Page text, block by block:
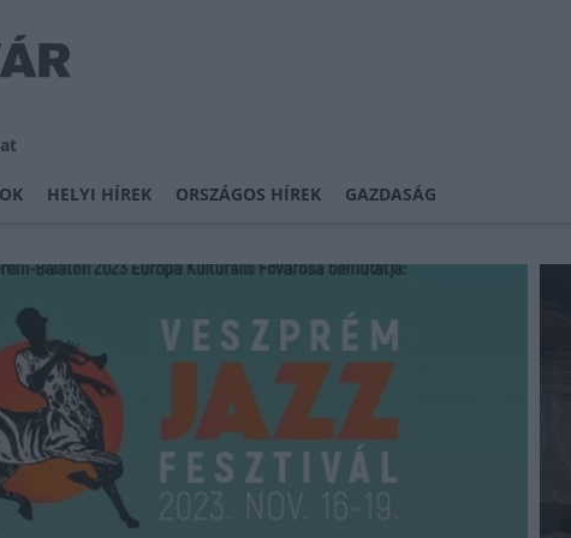
HELYI HÍREK ORSZÁGOS HÍREK GAZDASÁG